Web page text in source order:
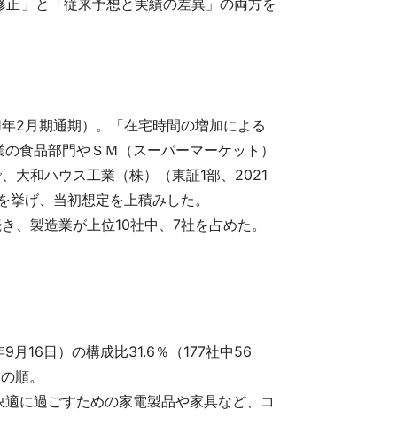
」と「従来予想と実績の差異」の両方を
2月期通期）。「在宅時間の増加による
食品部門やＳＭ（スーパーマーケット）
大和ハウス工業（株）（東証1部、2021
げ、当初想定を上積みした。
製造業が上位10社中、7社を占めた。
16日）の構成比31.6％（177社中56
順。
に過ごすための家電製品や家具など、コ